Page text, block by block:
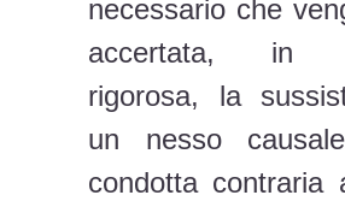
necessario che
accertata, in
rigorosa, la
un nesso
condotta contraria